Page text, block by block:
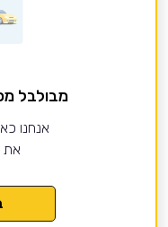
מבולבל
אנחנו
את